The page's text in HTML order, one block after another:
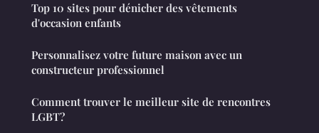
Top 10 sites pour dénicher des vêtements
d'occasion enfants
Personnalisez votre future maison avec un
constructeur professionnel
Comment trouver le meilleur site de rencontres
LGBT?